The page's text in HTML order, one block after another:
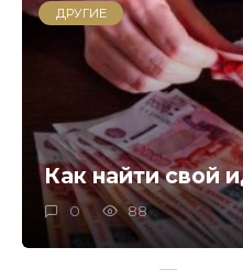
ДРУГИЕ
Как найти свой
0 88